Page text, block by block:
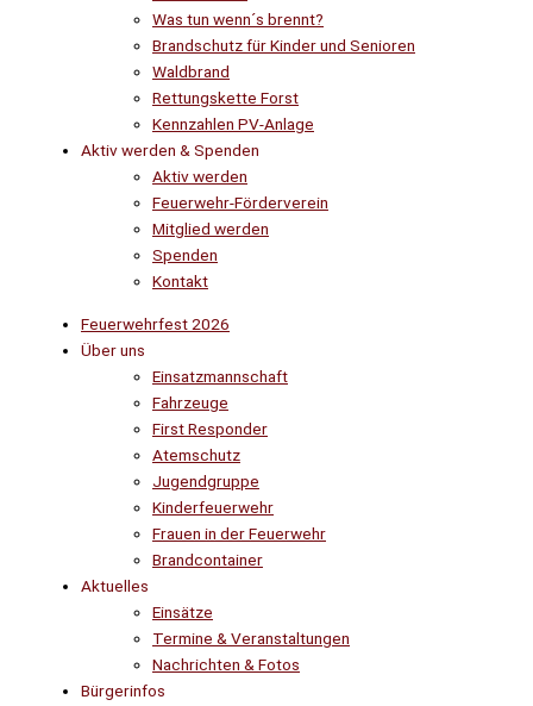
Was tun wenn´s brennt?
Brandschutz für Kinder und Senioren
Waldbrand
Rettungskette Forst
Kennzahlen PV-Anlage
Aktiv werden & Spenden
Aktiv werden
Feuerwehr-Förderverein
Mitglied werden
Spenden
Kontakt
Feuerwehrfest 2026
Über uns
Einsatzmannschaft
Fahrzeuge
First Responder
Atemschutz
Jugendgruppe
Kinderfeuerwehr
Frauen in der Feuerwehr
Brandcontainer
Aktuelles
Einsätze
Termine & Veranstaltungen
Nachrichten & Fotos
Bürgerinfos